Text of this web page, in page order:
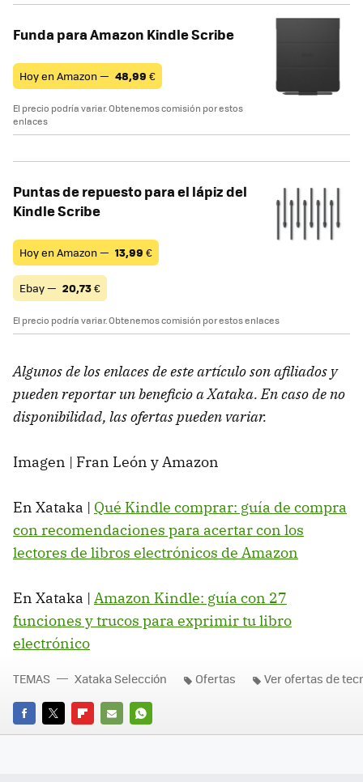
Funda para Amazon Kindle Scribe
Hoy en Amazon — 48,99 €
El precio podría variar. Obtenemos comisión por estos
enlaces
Puntas de repuesto para el lápiz del
Kindle Scribe
Hoy en Amazon — 13,99 €
Ebay — 20,73€
El precio podría variar. Obtenemos comisión por estos enlaces
Algunos de los enlaces de este artículo son afiliados y
pueden reportar un beneficio a Xataka. En caso de no
disponibilidad, las ofertas pueden variar.
Imagen | Fran León y Amazon
En Xataka | Qué Kindle comprar: guía de compra
con recomendaciones para acertar con los
lectores de libros electrónicos de Amazon
En Xataka | Amazon Kindle: guía con 27
funciones y trucos para exprimir tu libro
electrónico
FACEBOOK
TWITTERFLIPBOARD
E-
WHATSAPP
TEMAS Xataka Selección Ofertas Ver ofertas de